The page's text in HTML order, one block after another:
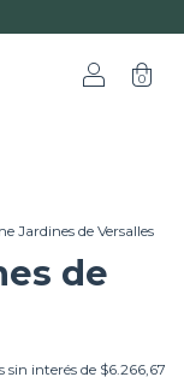
0
Jardines de Versalles
de
sin interés de $6.266,67